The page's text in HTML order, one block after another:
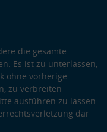
die gesamte
Es ist zu unterlassen,
ohne vorherige
zu verbreiten
ausführen zu lassen.
dar